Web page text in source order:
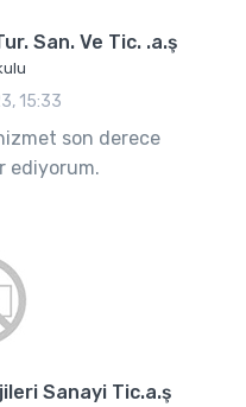
San. Ve Tic. .a.ş
15:33
son derece
ediyorum.
Sanayi Tic.a.ş